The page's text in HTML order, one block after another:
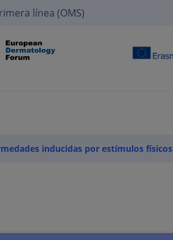
línea (OMS)
inducidas por estímulos físicos